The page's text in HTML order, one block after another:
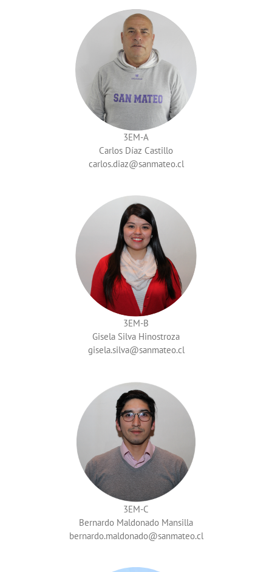
3EM-A
Carlos Díaz Castillo
carlos.diaz
3EM-B
Gisela Silva Hinostroza
gisela.silva
3EM-C
Bernardo Maldonado Mansilla
bernardo.maldonado